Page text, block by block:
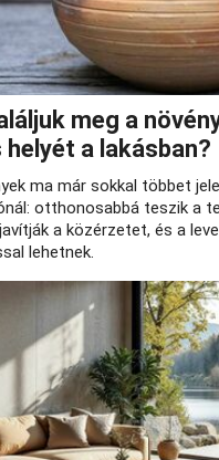
meg a
a lakásban?
ma már sokkal többet
otthonosabbá teszik a
a közérzetet, és a
lehetnek.